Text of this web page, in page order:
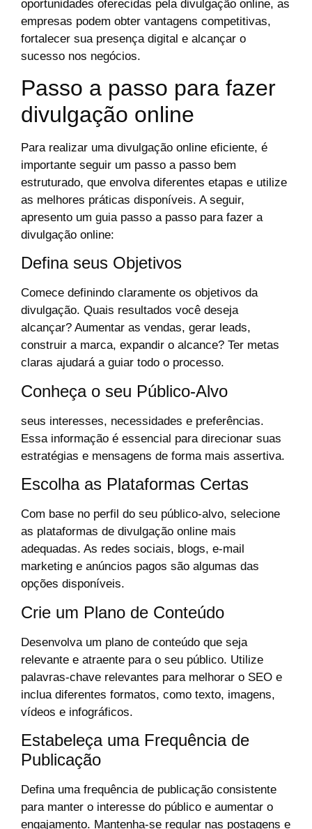
oportunidades oferecidas pela divulgação online, as
empresas podem obter vantagens competitivas,
fortalecer sua presença digital e alcançar o
sucesso nos negócios.
Passo a passo para fazer
divulgação online
Para realizar uma divulgação online eficiente, é
importante seguir um passo a passo bem
estruturado, que envolva diferentes etapas e utilize
as melhores práticas disponíveis. A seguir,
apresento um guia passo a passo para fazer a
divulgação online:
Defina seus Objetivos
Comece definindo claramente os objetivos da
divulgação. Quais resultados você deseja
alcançar? Aumentar as vendas, gerar leads,
construir a marca, expandir o alcance? Ter metas
claras ajudará a guiar todo o processo.
Conheça o seu Público-Alvo
seus interesses, necessidades e preferências.
Essa informação é essencial para direcionar suas
estratégias e mensagens de forma mais assertiva.
Escolha as Plataformas Certas
Com base no perfil do seu público-alvo, selecione
as plataformas de divulgação online mais
adequadas. As redes sociais, blogs, e-mail
marketing e anúncios pagos são algumas das
opções disponíveis.
Crie um Plano de Conteúdo
Desenvolva um plano de conteúdo que seja
relevante e atraente para o seu público. Utilize
palavras-chave relevantes para melhorar o SEO e
inclua diferentes formatos, como texto, imagens,
vídeos e infográficos.
Estabeleça uma Frequência de
Publicação
Defina uma frequência de publicação consistente
para manter o interesse do público e aumentar o
engajamento. Mantenha-se regular nas postagens e